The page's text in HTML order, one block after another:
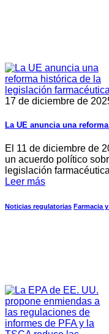
17 de diciembre de
La UE anuncia una
El 11 de diciembre de
un acuerdo político
legislación
Leer más
Noticias regulatorias Farmacia